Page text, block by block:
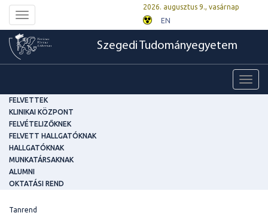
Toggle
navigation
2026. augusztus 9., vasárnap
EN
Szegedi Tudományegyetem
FELVETTEK
KLINIKAI KÖZPONT
FELVÉTELIZŐKNEK
FELVETT HALLGATÓKNAK
HALLGATÓKNAK
MUNKATÁRSAKNAK
ALUMNI
OKTATÁSI REND
Tanrend